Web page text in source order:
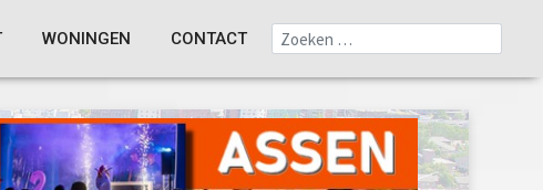
WONINGEN CONTACT